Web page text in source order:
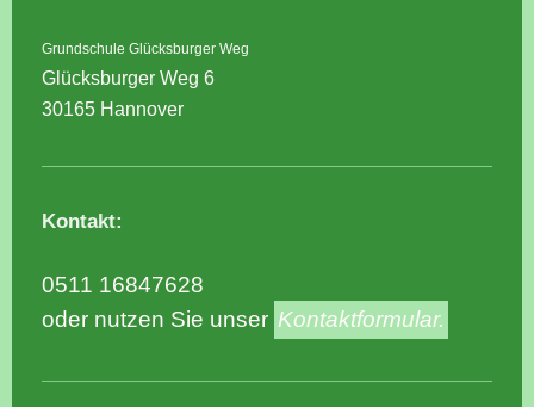
Grundschule Glücksburger Weg
Glücksburger Weg 6
30165 Hannover
Kontakt:
0511 16847628
oder nutzen Sie unser Kontaktformular.